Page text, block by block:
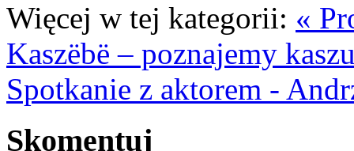
Więcej w tej kategorii: «
Kaszëbë – poznajemy
Spotkanie z aktorem -
Skomentuj